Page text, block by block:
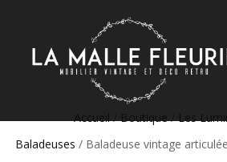
Accueil/Boutique/Les
Baladeuses / Baladeuse vintage